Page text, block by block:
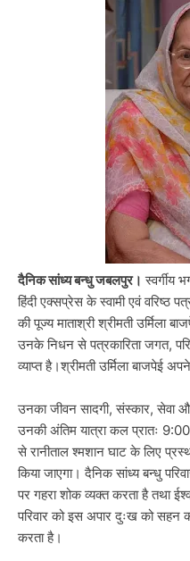
दैनिक सांध्य बन्धु जबलपुर। स्वर्गीय
हिंदी एक्सप्रेस के स्वामी एवं वरिष्ठ
की पूज्य माताश्री श्रीमती उर्मिला
उनके निधन से पत्रकारिता जगत,
व्याप्त है।श्रीमती उर्मिला बाजपेई
उनका जीवन सादगी, संस्कार, सेवा और
उनकी अंतिम यात्रा कल प्रातः
से रानीताल श्मशान घाट के लिए
किया जाएगा। दैनिक सांध्य बन्धु
पर गहरा शोक व्यक्त करता है तथा
परिवार को इस अपार दुःख को सहन
करता है।